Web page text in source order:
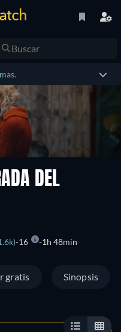
DEL
16 1h 48min
gratis Sinopsis